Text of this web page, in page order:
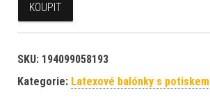
KOUPIT
SKU: 194099058193
Kategorie: Latexové balónky s potiskem